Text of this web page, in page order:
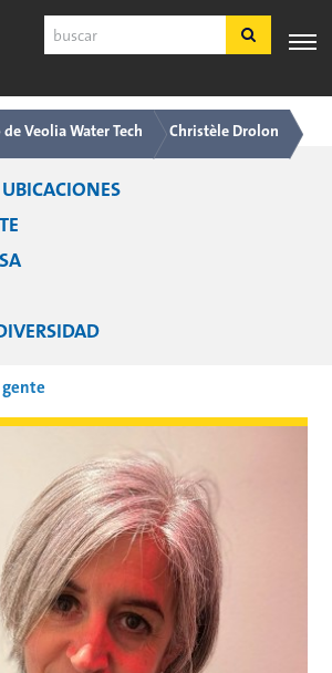
Buscar
PRODUCTOS
Y SERVICIOS
SERVICIO
AL
CLIENTE
Veolia Water Tech Christèle Drolon
gente